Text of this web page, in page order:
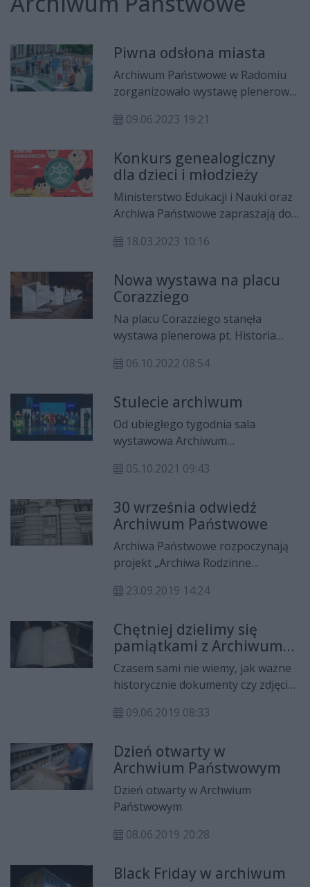
Piwna odsłona miasta
Archiwum Państwowe w Radomiu
zorganizowało wystawę plenerową
przy ul. Focha. Ekspozycja, poprzez
historię radomskiego przemysłu
browarniczego.
09.06.2023 19:21
Konkurs genealogiczny
dla dzieci i młodzieży
Ministerstwo Edukacji i Nauki oraz
Archiwa Państwowe zapraszają do
tytułowego konkursu
jest do uczniów klas 4-7 szkoły
podstawowej. Głównym zadaniem
jego uczestników jest
przygotowanie drzewa
genealogicznego swojej rodziny.
18.03.2023 10:16
Nowa wystawa na placu
Corazziego
Na placu Corazziego stanęła
wystawa plenerowa pt. Historia
mają okazje zobaczyć reprodukcje
wszystkich polskich archiwów
państwowych. Wystawę będzie
można oglądać do 4 listopada.
06.10.2022 08:54
Stulecie archiwum
Od ubiegłego tygodnia sala
wystawowa Archiwum
Kisiel. Przy ul. Wernera można też
wybitnej postaci polskiej
archiwistyki, wieloletniej dyrektor
AP. Historii archiwum natomiast
poświęcona jest ekspozycja na pl.
Corazziego. A to wszystko z okazji
przypadającego w tym roku stulecia
archiwów państwowych.
05.10.2021 09:43
30 września odwiedź
Archiwum Państwowe
Archiwa Państwowe rozpoczynają
projekt „Archiwa Rodzinne
zwrócenie uwagi społeczeństwa na
pamiątek i aktywne zaangażowanie
w świętowanie 100. rocznicy
odzyskania przez Polskę
niepodległości.
23.09.2019 14:24
Chętniej dzielimy się
pamiątkami z Archiwum
Państwowym
Czasem sami nie wiemy, jak ważne
historycznie dokumenty czy zdjęcia
na strychach czy w piwnicach. To
przyniesionych przez radomian do
Archiwum Państwowego w
Radomiu powstała specjalna
wystawa pt.„Moje… Twoje… Nasze…
najciekawsze dary z domowych
archiwów”.
09.06.2019 08:33
Dzień otwarty w
Archwium Państwowym
Dzień otwarty w Archwium
Państwowym
08.06.2019 20:28
Black Friday w archiwum